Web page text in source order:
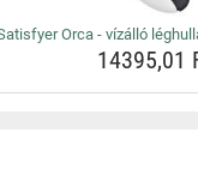
Orca - vízálló
14395,01